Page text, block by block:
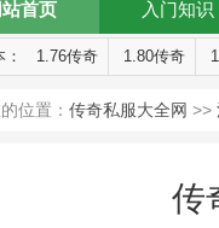
站首页 入门知识
1.76传奇 1.80传奇
位置： 传奇私服大全网 >>
传